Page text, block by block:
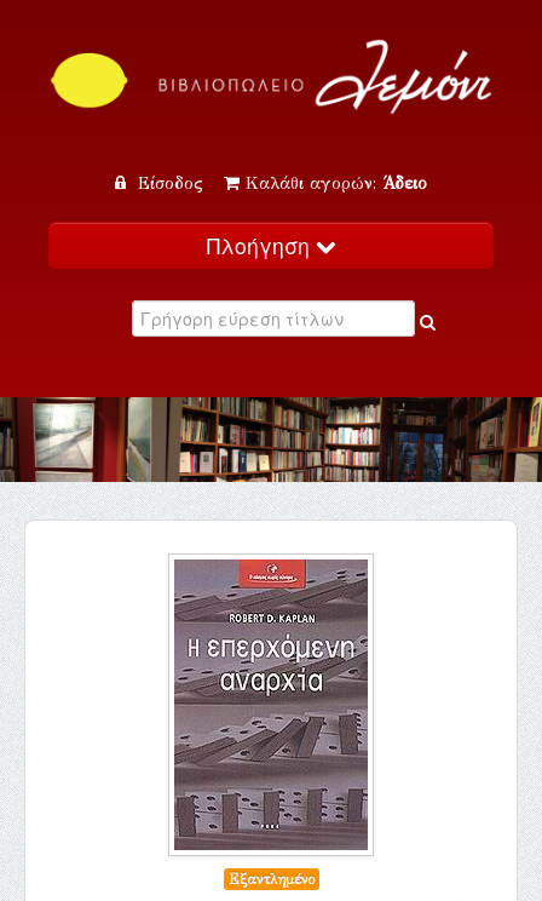
Είσοδος Καλάθι αγορών: Άδειο
Πλοήγηση
Κατάλογος
Εκδηλώσεις
Επικοινωνία
Εξαντλημένο